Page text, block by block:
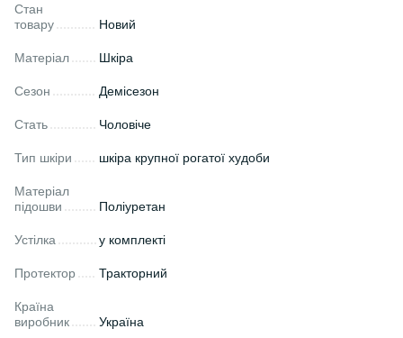
Стан
товару
Новий
Матеріал Шкіра
Сезон Демісезон
Стать Чоловіче
Тип шкіри шкіра крупної рогатої худоби
Матеріал
підошви
Поліуретан
Устілка у комплекті
Протектор Тракторний
Країна
виробник
Україна